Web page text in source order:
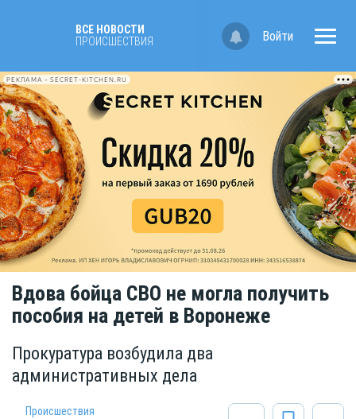
ВСЕ НОВОСТИ
ПРОИСШЕСТВИЯ
Войти
РЕКЛАМА • SECRET-KITCHEN.RU
Вдова бойца СВО не могла получить
пособия на детей в Воронеже
Прокуратура возбудила два
административных дела
Происшествия